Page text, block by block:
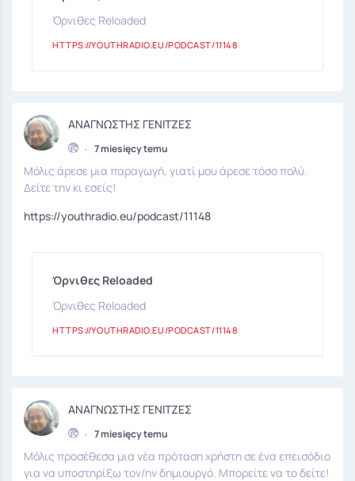
Όρνιθες Reloaded
HTTPS://YOUTHRADIO.EU/PODCAST/11148
ΑΝΑΓΝΩΣΤΗΣ ΓΕΝΙΤΖΕΣ
• 7 miesięcy temu
Μόλις άρεσε μια παραγωγή, γιατί μου άρεσε τόσο πολύ.
Δείτε την κι εσείς!
https://youthradio.eu/podcast/11148
Όρνιθες Reloaded
Όρνιθες Reloaded
HTTPS://YOUTHRADIO.EU/PODCAST/11148
ΑΝΑΓΝΩΣΤΗΣ ΓΕΝΙΤΖΕΣ
• 7 miesięcy temu
Μόλις προσέθεσα μια νέα πρόταση χρήστη σε ένα επεισόδιο
για να υποστηρίξω τον/ην δημιουργό. Μπορείτε να το δείτε!